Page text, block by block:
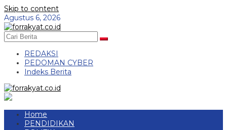
Skip to content
Agustus 6, 2026
REDAKSI
PEDOMAN CYBER
Indeks Berita
Home
PENDIDIKAN